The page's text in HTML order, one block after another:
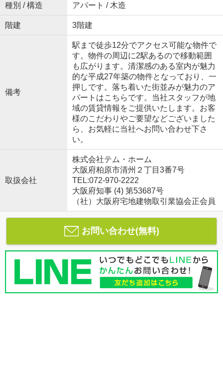
種別 / 構造 アパート / 木造
階建 3階建
備考
駅まで徒歩12分でアクセス可能な物件で
す。物件の周辺に2駅あるので移動範囲
も広がります。清潔感のある室内が魅力
的な平成27年築の物件となっており、一
押しです。落ち着いた街並みが魅力のア
パートはこちらです。当社スタッフが地
域の賃貸情報をご提供いたします。お客
様のこだわりやご要望などございました
ら、お気軽に当社へお問い合わせ下さ
い。
取扱会社
株式会社テム・ホーム
大阪府柏原市清州２丁目3番7号
TEL:072-970-2222
大阪府知事 (4) 第53687号
（社）大阪府宅地建物取引業協会正会員
お問い合わせ(無料)